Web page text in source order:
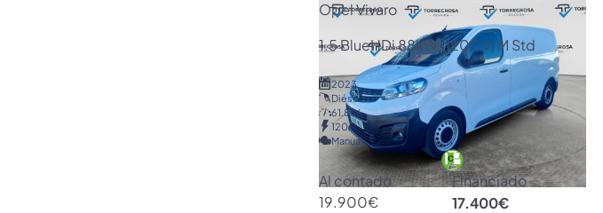
Opel Vivaro
1.5 BlueHDi 88kW (120CV) M Std
2023
Diésel
61.856
120
Manual
Al contado
19.900€
Financiado
17.400€